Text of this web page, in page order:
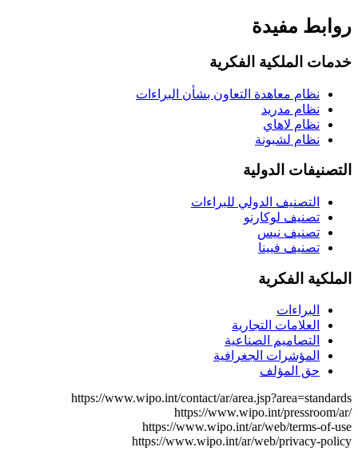
روابط مفيدة
خدمات الملكية الفكرية
نظام معاهدة التعاون بشأن البراءات
نظام مدريد
نظام لاهاي
نظام لشبونة
التصنيفات الدولية
التصنيف الدولي للبراءات
تصنيف لوكارنو
تصنيف نيس
تصنيف فيينا
الملكية الفكرية
البراءات
العلامات التجارية
التصاميم الصناعية
المؤشرات الجغرافية
حق المؤلف
https://www.wipo.int/contact/ar/area.jsp?area=standards
https://www.wipo.int/pressroom/ar/
https://www.wipo.int/ar/web/terms-of-use
https://www.wipo.int/ar/web/privacy-policy